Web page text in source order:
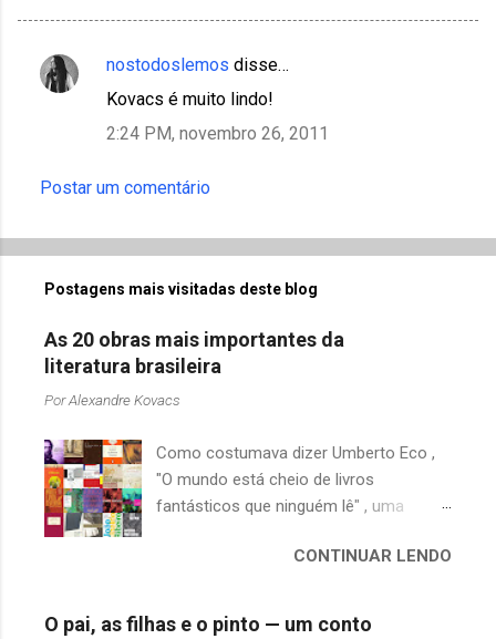
C
n
á
r
o
nostodoslemos disse…
Kovacs é muito lindo!
2:24 PM, novembro 26, 2011
Postar um comentário
Postagens mais visitadas deste blog
As 20 obras mais importantes da
literatura brasileira
PorAlexandre Kovacs
Como costumava dizer Umberto Eco ,
"O mundo está cheio de livros
fantásticos que ninguém lê" , uma
quando falamos de clássicos da
escritores brasileiros, somos forçados
CONTINUAR LENDO
O pai, as filhas e o pinto — um conto